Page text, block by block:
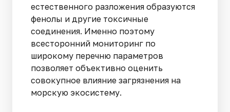
естественного разложения образуются
фенолы и другие токсичные
соединения. Именно поэтому
всесторонний мониторинг по
широкому перечню параметров
позволяет объективно оценить
совокупное влияние загрязнения на
морскую экосистему.